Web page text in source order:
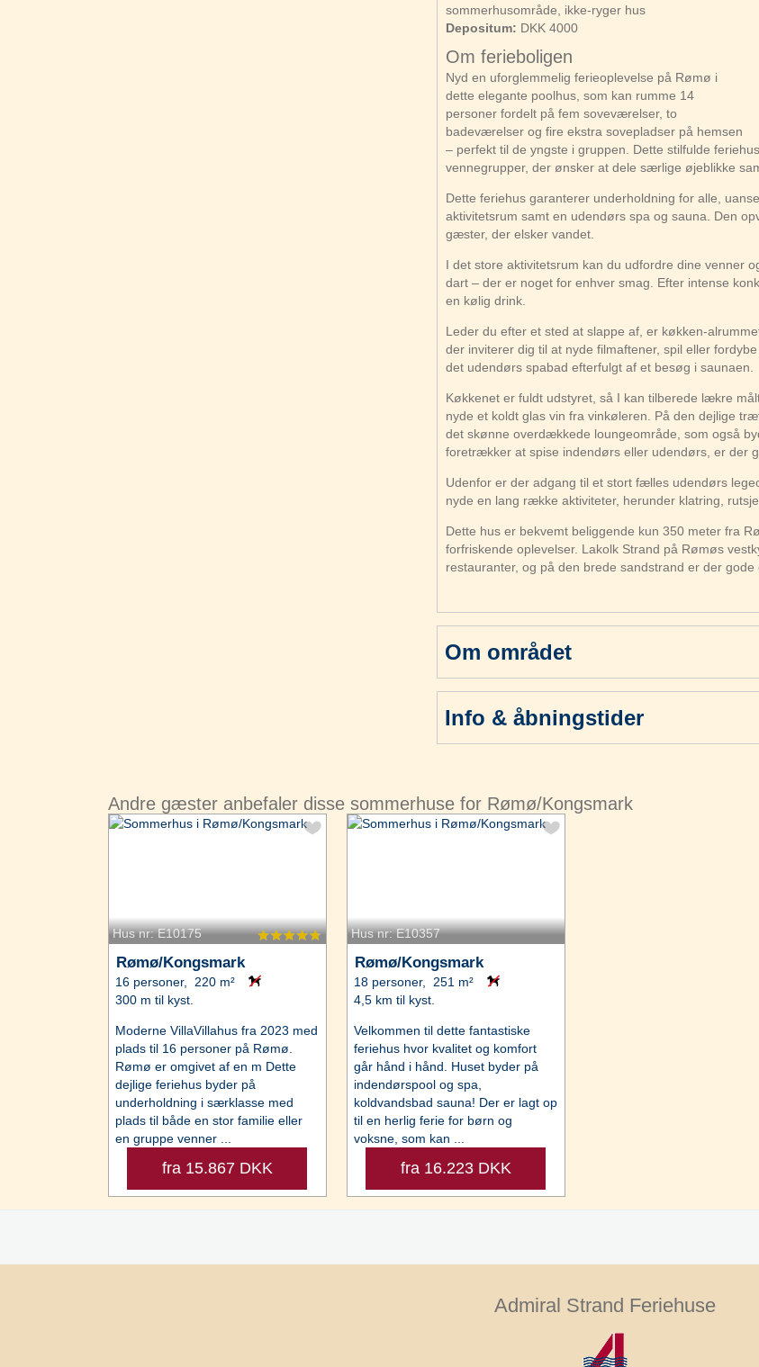
sommerhusområde, ikke-ryger hus
Depositum: DKK 4000
Om ferieboligen
Nyd en uforglemmelig ferieoplevelse på Rømø i
dette elegante poolhus, som kan rumme 14
personer fordelt på fem soveværelser, to
badeværelser og fire ekstra sovepladser på hemsen
– perfekt til de yngste i gruppen. Dette stilfulde
vennegrupper, der ønsker at dele særlige øjeblikke
Dette feriehus garanterer underholdning for alle,
aktivitetsrum samt en udendørs spa og sauna. Den
gæster, der elsker vandet.
I det store aktivitetsrum kan du udfordre dine venner
dart – der er noget for enhver smag. Efter intense
en kølig drink.
Leder du efter et sted at slappe af, er køkken-
der inviterer dig til at nyde filmaftener, spil eller
det udendørs spabad efterfulgt af et besøg i saunaen.
Køkkenet er fuldt udstyret, så I kan tilberede lækre
nyde et koldt glas vin fra vinkøleren. På den dejlige
det skønne overdækkede loungeområde, som også
foretrækker at spise indendørs eller udendørs, er der
Udenfor er der adgang til et stort fælles udendørs
nyde en lang række aktiviteter, herunder klatring,
Dette hus er bekvemt beliggende kun 350 meter fra
forfriskende oplevelser. Lakolk Strand på Rømøs
restauranter, og på den brede sandstrand er der
Om området
Info & åbningstider
Andre gæster anbefaler disse sommerhuse for Rømø/Kongsmark
Hus nr: E10175
Rømø/Kongsmark
16 personer, 220 m²
300 m til kyst.
Moderne VillaVillahus fra 2023 med
plads til 16 personer på Rømø.
Rømø er omgivet af en m Dette
dejlige feriehus byder på
underholdning i særklasse med
plads til både en stor familie eller
en gruppe venner ...
fra 15.867 DKK
Hus nr: E10357
Rømø/Kongsmark
18 personer, 251 m²
4,5 km til kyst.
Velkommen til dette fantastiske
feriehus hvor kvalitet og komfort
går hånd i hånd. Huset byder på
indendørspool og spa,
koldvandsbad sauna! Der er lagt op
til en herlig ferie for børn og
voksne, som kan ...
fra 16.223 DKK
Admiral Strand Feriehuse